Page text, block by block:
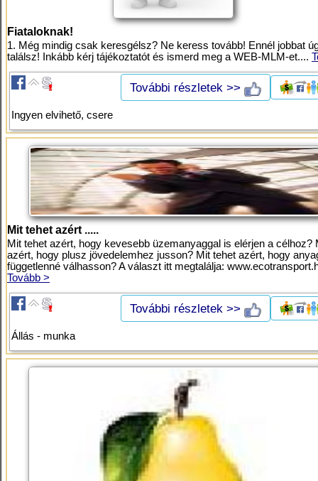
Fiataloknak!
1. Még mindig csak keresgélsz? Ne keress tovább! Ennél jobbat
találsz! Inkább kérj tájékoztatót és ismerd meg a WEB-MLM-et....
További részletek >>
Ingyen elvihető, csere
Mit tehet azért .....
Mit tehet azért, hogy kevesebb üzemanyaggal is elérjen a célhoz?
azért, hogy plusz jövedelemhez jusson? Mit tehet azért, hogy
függetlenné válhasson? A választ itt megtalálja:
Tovább >
További részletek >>
Állás - munka